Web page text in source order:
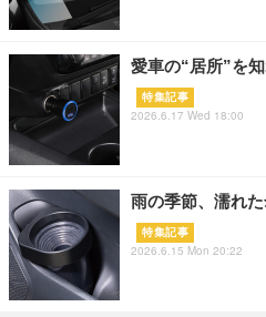
愛車の“居所”を
特集記事
2026.6.17 Wed 18:00
雨の季節、濡れ
特集記事
2026.6.15 Mon 20:22